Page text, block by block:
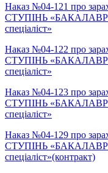
Наказ №04-121 про
СТУПІНЬ «БАКАЛАВР»
спеціаліст»
Наказ №04-122 про
СТУПІНЬ «БАКАЛАВР»
спеціаліст»
Наказ №04-123 про
СТУПІНЬ «БАКАЛАВР»
спеціаліст»
Наказ №04-129 про
СТУПІНЬ «БАКАЛАВР»
спеціаліст»(контракт)